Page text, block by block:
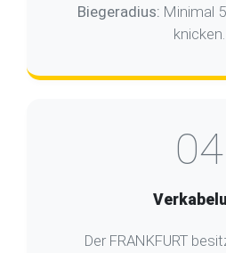
Biegeradius: Minimal
knicken.
04
Der FRANKFURT